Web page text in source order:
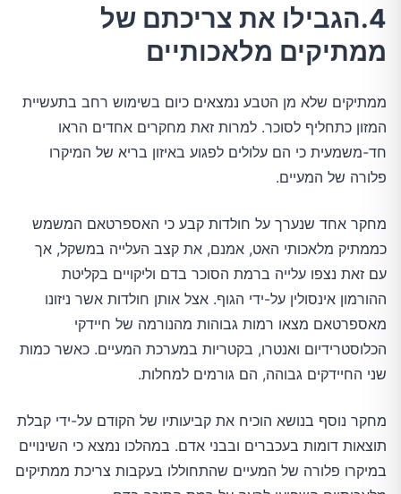
4.הגבילו את צריכתם של
ממתיקים מלאכותיים
ממתיקים שלא מן הטבע נמצאים כיום בשימוש רחב בתעשיית
המזון כתחליף לסוכר. למרות זאת מחקרים אחדים הראו
חד-משמעית כי הם עלולים לפגוע באיזון בריא של המיקרו
פלורה של המעיים.
מחקר אחד שנערך על חולדות קבע כי האספרטאם המשמש
כממתיק מלאכותי האט, אמנם, את קצב העלייה במשקל, אך
עם זאת נצפו עלייה ברמת הסוכר בדם וליקויים בקליטת
ההורמון אינסולין על-ידי הגוף. אצל אותן חולדות אשר ניזונו
מאספרטאם מצאו רמות גבוהות מהנורמה של חיידקי
הכלוסטרידיום ואנטרו, בקטריות במערכת המעיים. כאשר כמות
שני החיידקים גבוהה, הם גורמים למחלות.
מחקר נוסף בנושא הוכיח את קביעותיו של הקודם על-ידי קבלת
תוצאות דומות בעכברים ובבני אדם. במהלכו נמצא כי השינויים
במיקרו פלורה של המעיים שהתחוללו בעקבות צריכת ממתיקים